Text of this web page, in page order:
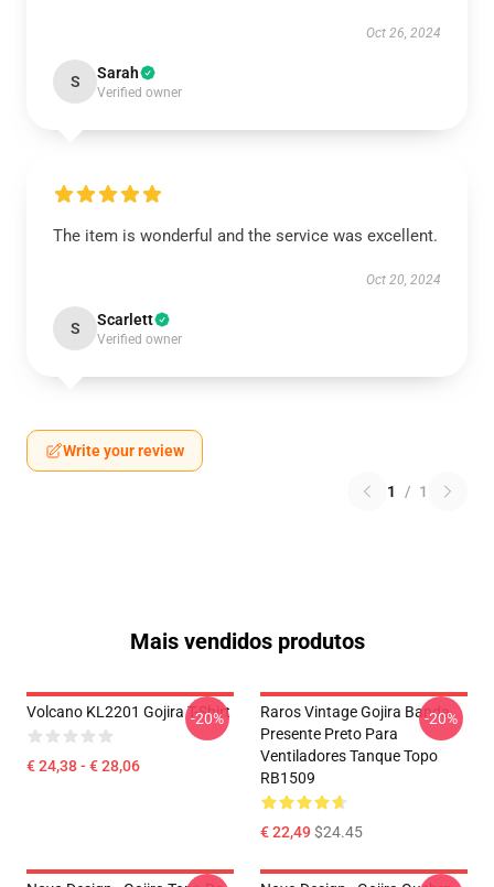
Oct 26, 2024
S Sarah
Verified owner
The item is wonderful and the service was excellent.
Oct 20, 2024
S Scarlett
Verified owner
Write your review
1 / 1
Mais vendidos produtos
Volcano KL2201 Gojira T-Shirt
€ 24,38 - € 28,06
-20%
Raros Vintage Gojira Banda
Presente Preto Para
Ventiladores Tanque Topo
RB1509
€ 22,49$24.45
-20%